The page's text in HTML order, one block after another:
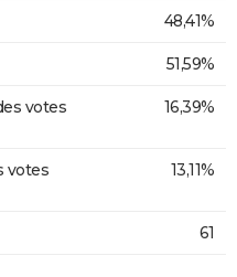
48,41%
51,59%
votes
16,39%
votes
13,11%
61